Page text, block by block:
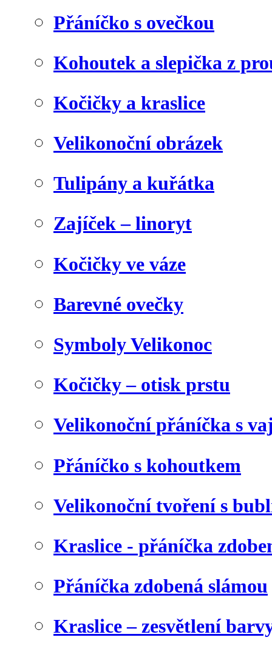
Přáníčko s ovečkou
Kohoutek a slepička z
Kočičky a kraslice
Velikonoční obrázek
Tulipány a kuřátka
Zajíček – linoryt
Kočičky ve váze
Barevné ovečky
Symboly Velikonoc
Kočičky – otisk prstu
Velikonoční přáníčka s
Přáníčko s kohoutkem
Velikonoční tvoření s
Kraslice - přáníčka
Přáníčka zdobená slámou
Kraslice – zesvětlení